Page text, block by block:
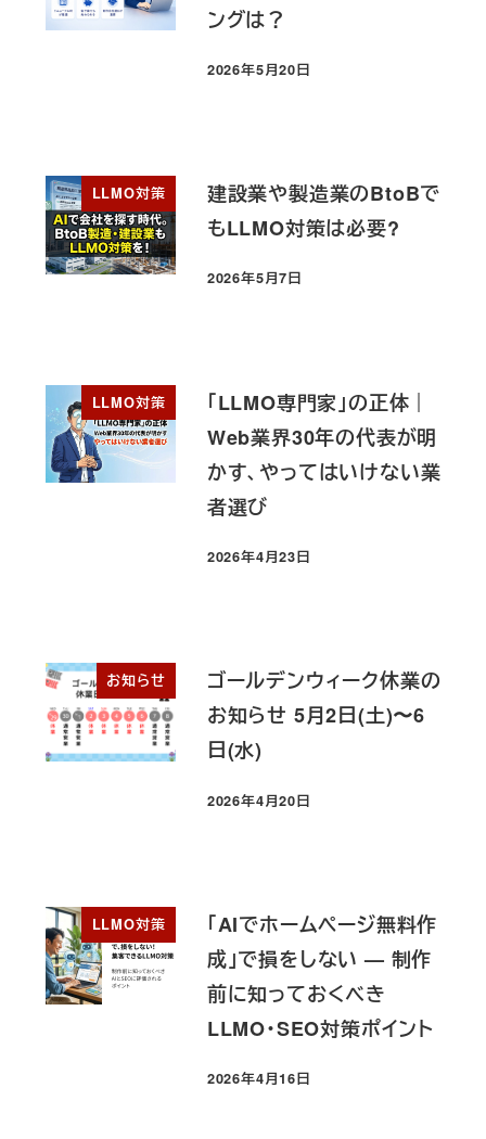
ングは？
投稿日
2026年5月20日
LLMO対策
建設業や製造業のBtoBで
もLLMO対策は必要?
投稿日
2026年5月7日
LLMO対策
「LLMO専門家」の正体｜
Web業界30年の代表が明
かす、やってはいけない業
者選び
投稿日
2026年4月23日
お知らせ
ゴールデンウィーク休業の
お知らせ 5月2日(土)〜6
日(水)
投稿日
2026年4月20日
LLMO対策
「AIでホームページ無料作
成」で損をしない — 制作
前に知っておくべき
LLMO・SEO対策ポイント
投稿日
2026年4月16日